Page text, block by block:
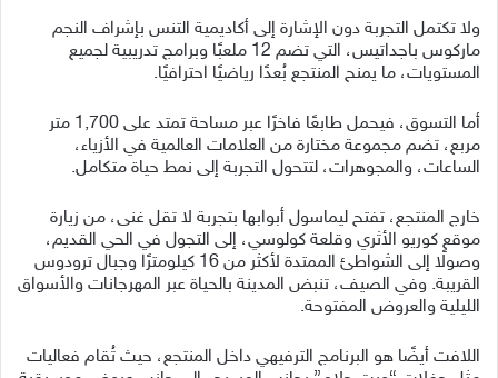
ولا تكتمل التجربة دون الإشارة إلى أكاديمية التنس بإشراف النجم
ماركوس باجداتيس، التي تضم 12 ملعبًا وبرامج تدريبية لجميع
المستويات، ما يمنح المنتجع بُعدًا رياضيًا احترافيًا.
أما التسوق، فيحمل طابعًا فاخرًا عبر مساحة تمتد على 1,700 متر
مربع، تضم مجموعة مختارة من العلامات العالمية في الأزياء،
الساعات، والمجوهرات، لتتحول التجربة إلى نمط حياة متكامل.
خارج المنتجع، تفتح ليماسول أبوابها بتجربة لا تقل غنى، من زيارة
موقع كوريو الأثري وقلعة كولوسي، إلى التجول في الحي القديم،
وصولًا إلى الشواطئ الممتدة لأكثر من 16 كيلومترًا وجبال ترودوس
القريبة. وفي الصيف، تنبض المدينة بالحياة عبر المهرجانات والأسواق
الليلية والعروض المفتوحة.
اللافت أيضًا هو البرنامج الترفيهي داخل المنتجع، حيث تُقام فعاليات